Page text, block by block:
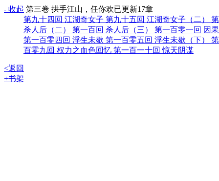
- 收起 第三卷 拱手江山，任你欢已更新17章
第九十四回 江湖奇女子 第九十五回 江湖奇女子（二）
杀人后（二） 第一百回 杀人后（三） 第一百零一回 因
第一百零四回 浮生未歇 第一百零五回 浮生未歇（下）
百零九回 权力之血色回忆 第一百一十回 惊天阴谋
<返回
+书架